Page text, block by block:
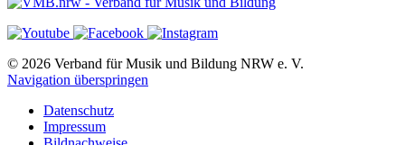
© 2026 Verband für Musik und Bildung NRW e. V.
Navigation überspringen
Datenschutz
Impressum